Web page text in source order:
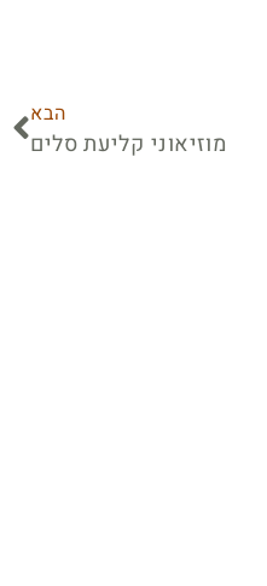
הבא
מוזיאוני קליעת סלים